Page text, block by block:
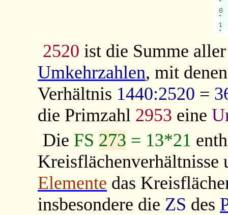
2520 ist die Summe
Umkehrzahlen, mit
Verhältnis 1440:2520 =
die Primzahl 2953 eine
Die FS 273 = 13*21
Elemente das
insbesondere die ZS des